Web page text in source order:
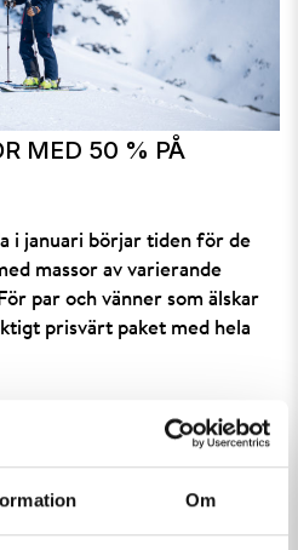
Om
MED 50 % PÅ
i januari börjar tiden för de
massor av varierande
par och vänner som älskar
prisvärt paket med hela